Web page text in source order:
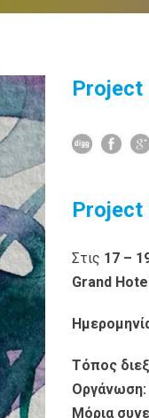
Project
Project
Στις 17 –
Grand
Τόπος
Οργάνωση:
Μόρια